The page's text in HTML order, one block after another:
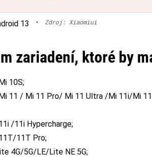
13 • Zdroj: Xiaomiui
zariadení, ktoré by
10S;
11 / Mi 11 Pro/ Mi 11 Ultra /Mi 11i/Mi
/11i Hypercharge;
11T Pro;
4G/5G/LE/Lite NE 5G;